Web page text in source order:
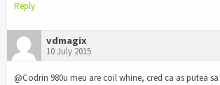
Reply
vdmagix
10 July 2015
@Codrin 980u meu are coil whine, cred ca as putea